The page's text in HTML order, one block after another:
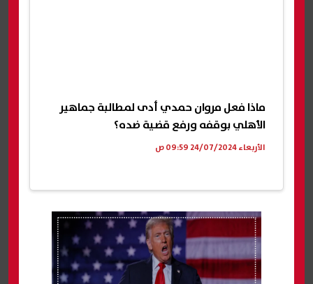
ماذا فعل مروان حمدي أدى لمطالبة جماهير
الأهلي بوقفه ورفع قضية ضده؟
الأربعاء 24/07/2024 09:59 ص